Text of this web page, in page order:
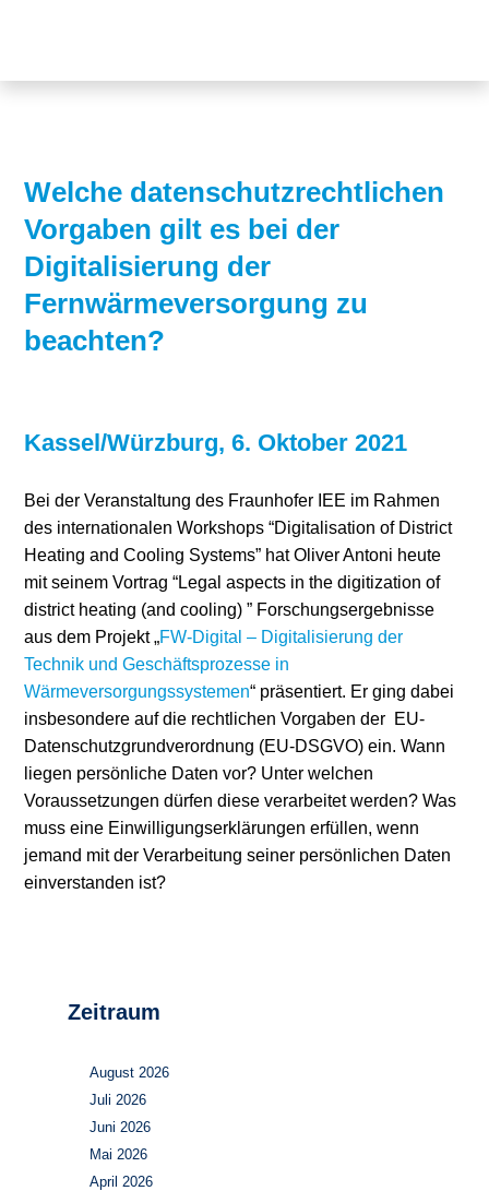
Genehmigungen
Stromerzeugung
Wärme
Wasserstoff
Blog
Über uns
Bibliothek
Newsletter
Infomaterial
Umweltenergierecht
Welche datenschutzrechtlichen
Vorgaben gilt es bei der
Digitalisierung der
Fernwärmeversorgung zu
beachten?
Kassel/Würzburg, 6. Oktober 2021
Bei der Veranstaltung des Fraunhofer IEE im Rahmen
des internationalen Workshops “Digitalisation of District
Heating and Cooling Systems” hat Oliver Antoni heute
mit seinem Vortrag “Legal aspects in the digitization of
district heating (and cooling) ” Forschungsergebnisse
aus dem Projekt „FW-Digital – Digitalisierung der
Technik und Geschäftsprozesse in
Wärmeversorgungssystemen“ präsentiert. Er ging dabei
insbesondere auf die rechtlichen Vorgaben der EU-
Datenschutzgrundverordnung (EU-DSGVO) ein. Wann
liegen persönliche Daten vor? Unter welchen
Voraussetzungen dürfen diese verarbeitet werden? Was
muss eine Einwilligungserklärungen erfüllen, wenn
jemand mit der Verarbeitung seiner persönlichen Daten
einverstanden ist?
Zeitraum
August 2026
Juli 2026
Juni 2026
Mai 2026
April 2026